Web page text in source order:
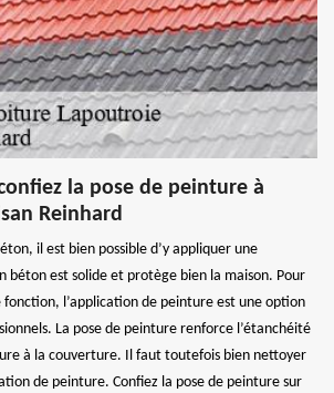
la pose de peinture à
Reinhard
il est bien possible d’y appliquer une
béton est solide et protège bien la maison. Pour
fonction, l’application de peinture est une option
La pose de peinture renforce l’étanchéité
à la couverture. Il faut toutefois bien nettoyer
de peinture. Confiez la pose de peinture sur